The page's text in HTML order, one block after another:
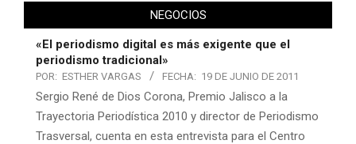
NEGOCIOS
«El periodismo digital es más exigente que el
periodismo tradicional»
POR: ESTHER VARGAS FECHA: 19 DE JUNIO DE 2011
Sergio René de Dios Corona, Premio Jalisco a la
Trayectoria Periodística 2010 y director de Periodismo
Trasversal, cuenta en esta entrevista para el Centro